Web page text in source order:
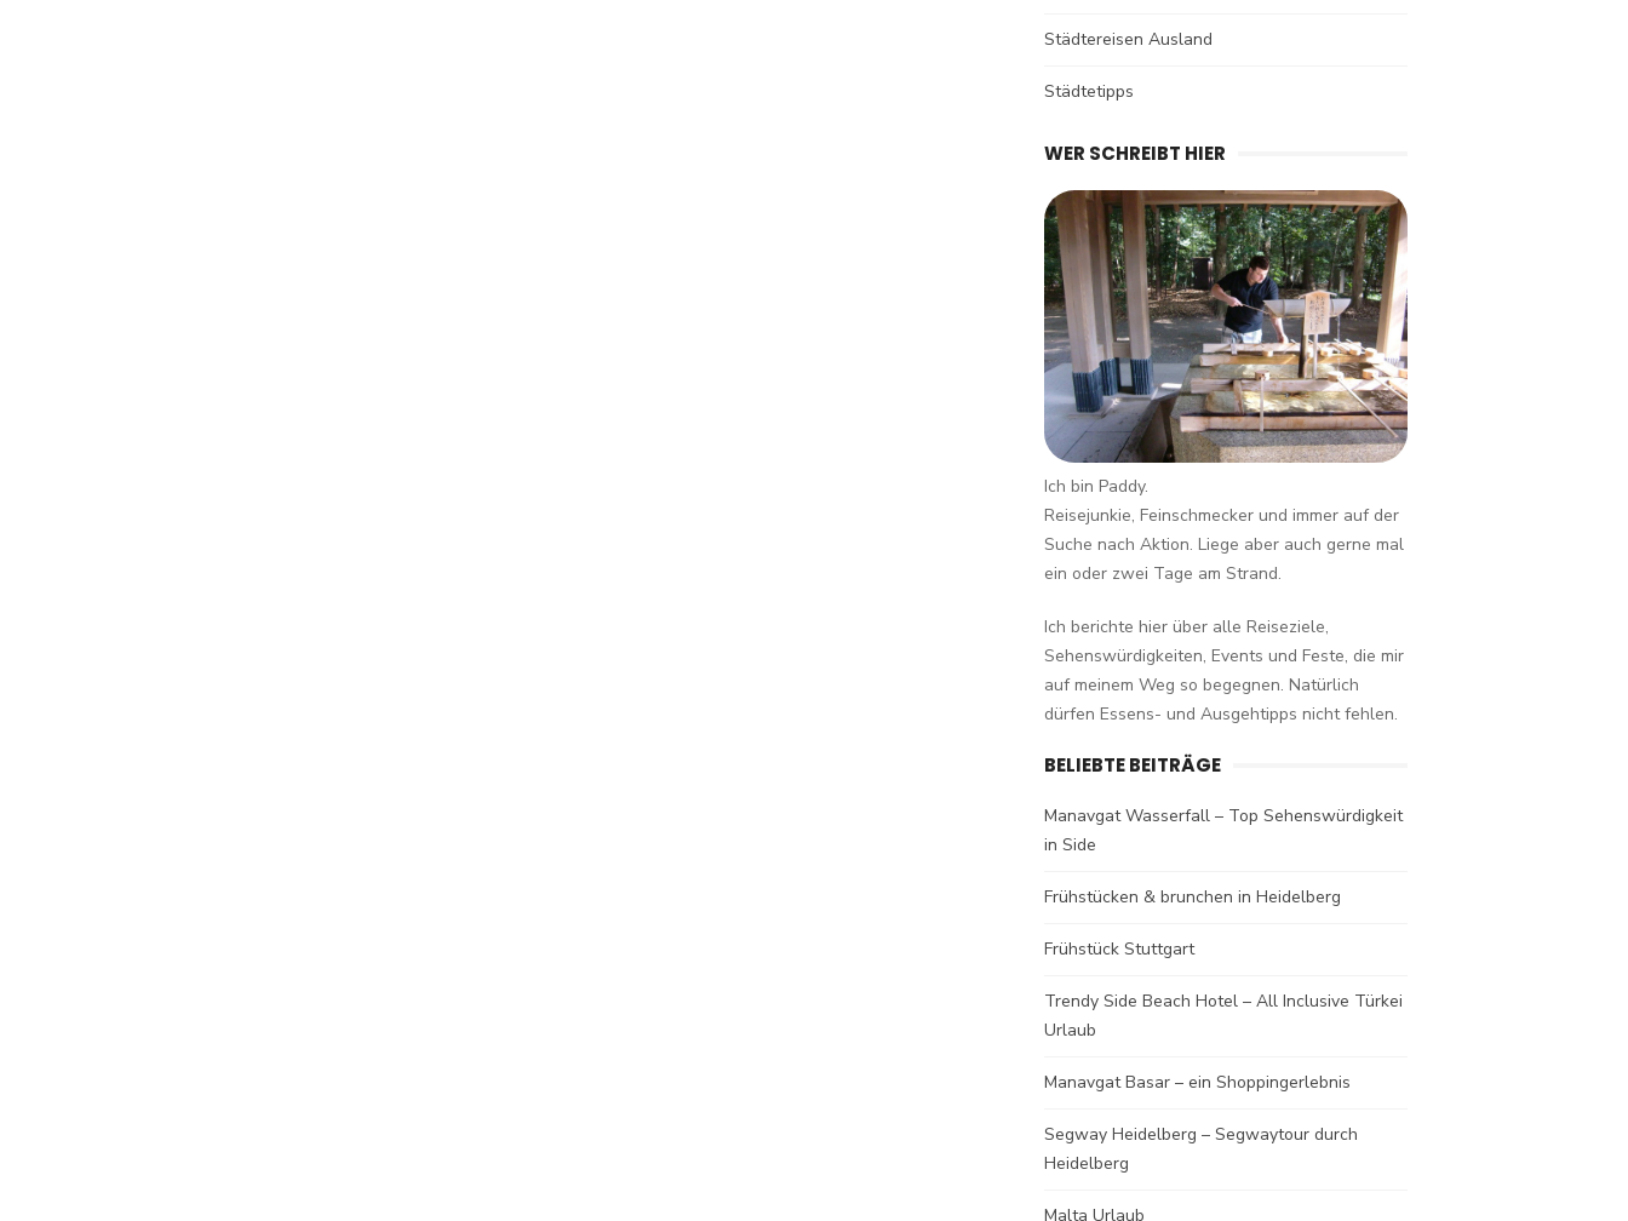
Städtereisen Ausland
Städtetipps
WER SCHREIBT HIER
Ich bin Paddy.
Reisejunkie, Feinschmecker und immer auf der
Suche nach Aktion. Liege aber auch gerne mal
ein oder zwei Tage am Strand.
Ich berichte hier über alle Reiseziele,
Sehenswürdigkeiten, Events und Feste, die mir
auf meinem Weg so begegnen. Natürlich
dürfen Essens- und Ausgehtipps nicht fehlen.
BELIEBTE BEITRÄGE
Manavgat Wasserfall – Top Sehenswürdigkeit
in Side
Frühstücken & brunchen in Heidelberg
Frühstück Stuttgart
Trendy Side Beach Hotel – All Inclusive Türkei
Urlaub
Manavgat Basar – ein Shoppingerlebnis
Segway Heidelberg – Segwaytour durch
Heidelberg
Malta Urlaub